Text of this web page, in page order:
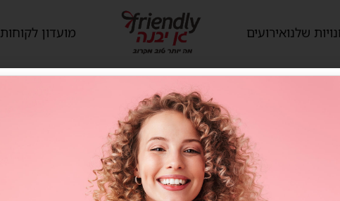
שלנואירועים מועדון לקוחות
ALDO